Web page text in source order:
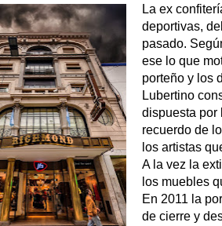
La ex
deportivas,
pasado.
ese lo que
porteño y los
Lubertino
dispuesta por
recuerdo de
los artistas
A la vez la
los muebles
En 2011 la
de cierre y